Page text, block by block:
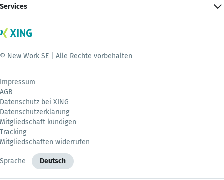
Services
© New Work SE | Alle Rechte vorbehalten
Impressum
AGB
Datenschutz bei XING
Datenschutzerklärung
Mitgliedschaft kündigen
Tracking
Mitgliedschaften widerrufen
Sprache Deutsch